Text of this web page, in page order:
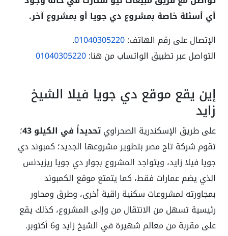
أي أسئلة خاصة بمشروع دي جويا أو بمشروع آخر.
الإتصال على رقم الهاتف:01040305220
.
التواصل عبر تطبيق الواتساب من هنا:01040305220
إين يقع موقع دي جويا فيلا الشيخ
زايد
على طريق الإسكندرية الصحراويتحديداً في الكيلو 43
؛
تقوم شركة تاج مصر بتطوير مشروعها الجديد؛ كمبوند دي
جويا فيلا زايد، ويتواجد المشروع بجوار دي جويا ريزيدنس
الذي يضم عمارات فقط، كما يتمتع موقع الكمبوند
بمجاورته لمشروعات سكنية راقية أخرى، وطرق ومحاور
رئيسية تسهل من الانتقال من وإلى المشروع، كذلك يقع
على مقربة من معالم شهيرة في الشيخ زايد و6 أكتوبر.